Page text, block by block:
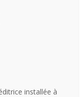
installée à